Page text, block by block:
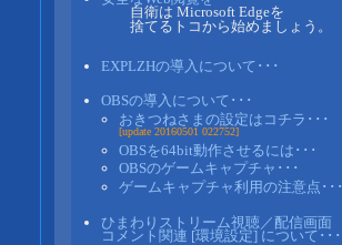
自衛は Microsoft Edgeを
捨てるトコから始めましょう。
EXPLZHの導入について･･･
OBSの導入について･･･
おきつねさまの設定はコチラ･･･
[update 20160501 022752]
OBSを64bit動作させるには･･･
OBSのゲームキャプチャ･･･
ゲームキャプチャ利用の注意点･･･
ひまわりストリーム視聴／配信画面
コメント関連 [環境設定] について･･･